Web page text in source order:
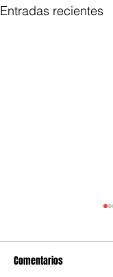
Entradas recientes
Comentarios